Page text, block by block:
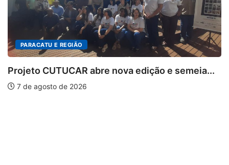
PARACATU E REGIÃO
Projeto CUTUCAR abre nova edição e semeia...
7 de agosto de 2026